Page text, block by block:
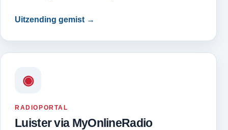
Uitzending gemist →
◉
RADIOPORTAL
Luister via MyOnlineRadio